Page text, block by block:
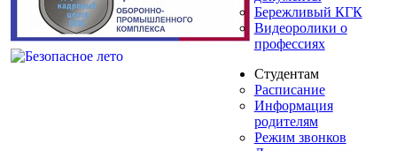
Бережливый КГК
Видеоролики о
профессиях
Студентам
Расписание
Информация
родителям
Режим звонков